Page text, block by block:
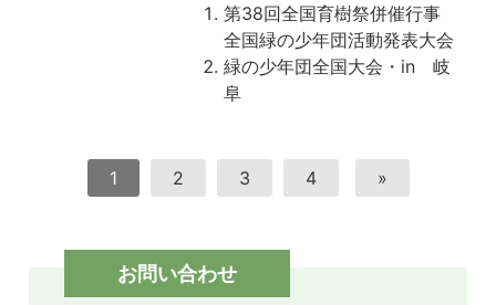
第38回全国育樹祭併催行事
全国緑の少年団活動発表大会
緑の少年団全国大会・in 岐
阜
1 2 3 4 »
お問い合わせ